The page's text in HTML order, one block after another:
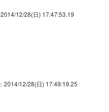
2014/12/28(日) 17:47:53.19
：2014/12/28(日) 17:49:19.25